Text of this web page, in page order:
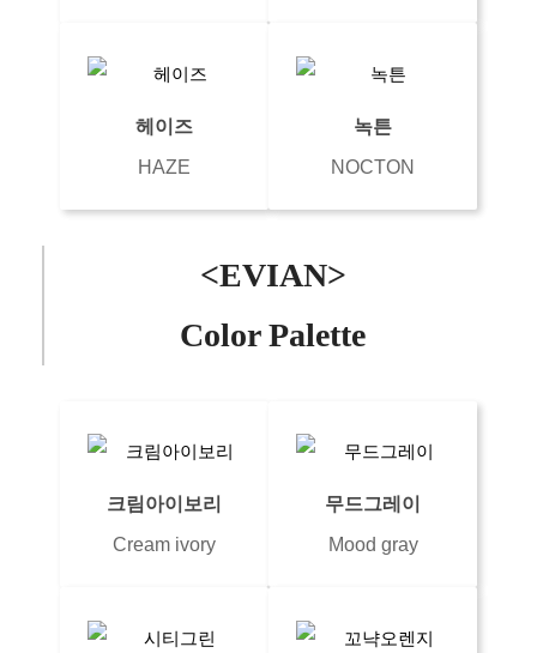
헤이즈
HAZE
녹튼
NOCTON
<EVIAN>
Color Palette
크림아이보리
Cream ivory
무드그레이
Mood gray